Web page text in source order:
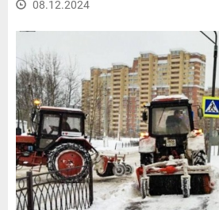
08.12.2024